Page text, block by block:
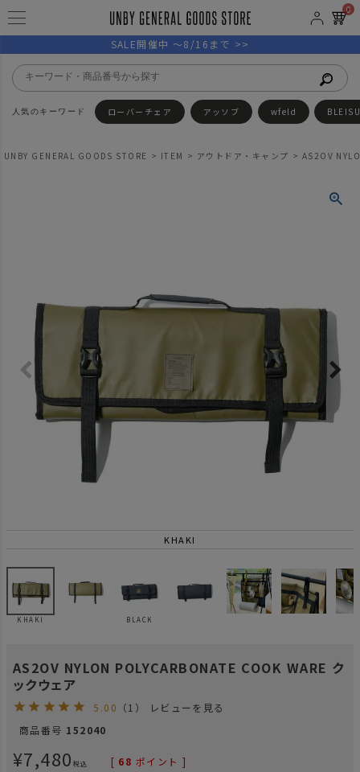
0
SALE開催中 ～8/16まで >>
ローバーチェア アッソブ wfeld
UNBY GENERAL GOODS STORE ITEM アウトドア・キャンプ AS2OV
KHAKI
KHAKI BLACK
AS2OV NYLON POLYCARBONATE COOK WARE ク
ックウェア
5.00 （1）
レビューを見る
商品番号 152040
¥7,480 税込 [ 68 ポイント ]